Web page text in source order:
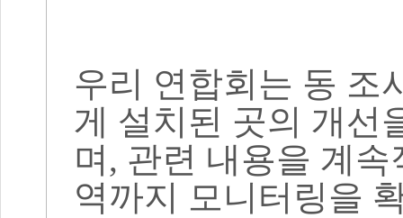
우리 연합회는 동 조
게 설치된 곳의 개선
며, 관련 내용을 계
역까지 모니터링을